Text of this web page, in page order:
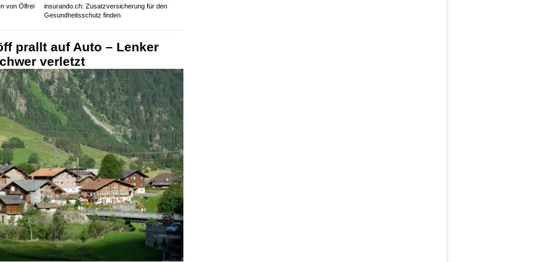
von Ölfrei
insurando.ch: Zusatzversicherung für den
Gesundheitsschutz finden
prallt auf Auto – Lenker
verletzt